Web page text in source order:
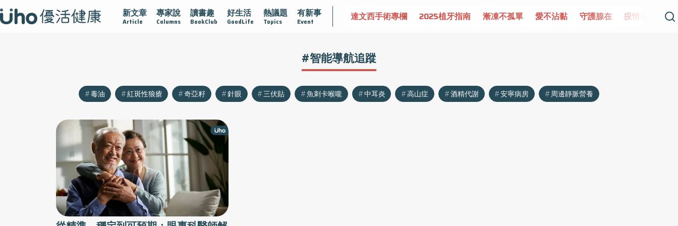
新文章
Article
專家說
Columns
讀書趣
BookClub
好生活
GoodLife
熱議題
Topics
有新事
Event
黏 守護腺在 疫情保衛戰 再生醫學 愛的未來視 認識攝護腺肥大 守護骨骼健康 達文西手術專欄 2025植牙指南 漸凍不孤單 愛不沾黏 守護腺在 疫情保衛戰
#智能導航追蹤
毒油 紅斑性狼瘡 奇亞籽 針眼 三伏貼 魚刺卡喉嚨 中耳炎 高山症 酒精代謝 安寧病房 周邊靜脈營養